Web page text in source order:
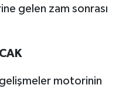
gelen zam sonrası
motorinin